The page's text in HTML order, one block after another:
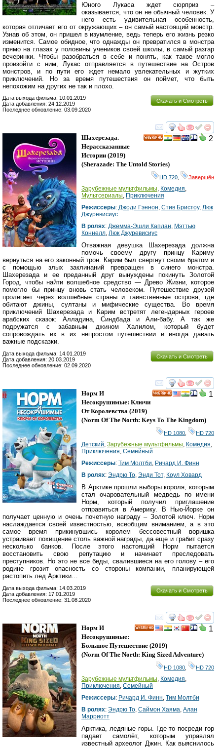
Юного Лукаса ждет сюрприз –
оказывается, что он не обычный человек. У
него есть удивительная особенность,
которая отличает его от окружающих – он самый настоящий монстр.
Узнав об этом, он пришел в изумление, ведь теперь его жизнь резко
изменится. Самое обидное, что однажды он превратился в монстра
прямо на глазах у половины учеников своей школы, в самый разгар
вечеринки. Чтобы разобраться в себе и понять, как такое могло
произойти с ним, Лукас отправляется в путешествие на Остров
монстров, и по пути его ждет немало увлекательных и жутких
приключений. Но за время путешествия он поймет, что быть
непохожим на других не так и плохо.
Скачать и Смотреть
Дата выхода фильма: 10.01.2019
Дата добавления: 24.12.2019
Последнее обновление: 03.09.2020
смотреть
2
Шахерезада.
Нерассказанные
Истории (2019)
(Sherazade: The Untold Stories)
HD 720, Завершён
Зарубежные мультфильмы, Комедия,
Мультсериалы, Приключения
Режиссеры: Джоди Гэннон, Стив Бристоу, Люк
Джуревисиус
В ролях: Джемма-Эшли Каплан, Мэттью
Коннелл, Люк Джуревисиус
Отважная девушка Шахерезада должна
помочь своему другу принцу Кариму
вернуться на его законный трон. Карим был свергнут своим братом и
с помощью злых заклинаний превращен в синего монстра.
Шахерезада и ее преданный друг вынуждены покинуть Золотой
Город, чтобы найти волшебное средство — Древо Жизни, которое
помогло бы принцу вновь стать человеком. Путешествие друзей
пролегает через волшебные страны и таинственные острова, где
обитают джины, султаны и мифические существа. Во время
приключений Шахерезада и Карим встретят легендарных героев
арабских сказок: Алладина, Синдбада и Али-бабу. А так же
подружатся с забавным джином Халилом, который будет
сопровождать их в их непростом путешествии и иногда давать
важные подсказки.
Скачать и Смотреть
Дата выхода фильма: 14.01.2019
Дата добавления: 20.03.2019
Последнее обновление: 02.09.2020
смотреть
1
Норм И
Несокрушимые: Ключи
От Королевства (2019)
(Norm Of The North: Keys To The Kingdom)
HD 1080 HD 720
Детский, Зарубежные мультфильмы, Комедия,
Приключения, Семейный
Режиссеры: Тим Молтби, Ричард И. Финн
В ролях: Эндрю То, Энди Тот, Коул Ховард
В Арктике прошли выборы короля, которым
стал очаровательный медведь по имени
Норм, который получил приглашение
отправиться в Америку. В Нью-Йорке он
получает ценную и очень почетную награду – Золотой ключ. Норм
наслаждается своей известностью, всеобщим вниманием, а в это
самое время прикинувшись королем бессовестный воришка
устраивает похищение столь важной награды, да еще и грабит сразу
несколько банков. После этого настоящий Норм пытается
восстановить свою репутацию и начинает преследовать
преступников. Но это не все беды, свалившиеся на его голову – его
родине грозит опасность со стороны компании, планирующей
растопить лед Арктики…
Скачать и Смотреть
Дата выхода фильма: 14.03.2019
Дата добавления: 17.01.2019
Последнее обновление: 31.08.2020
смотреть
1
Норм И
Несокрушимые:
Большое Путешествие (2019)
(Norm Of The North: King Sized Adventure)
HD 1080 HD 720
Зарубежные мультфильмы, Комедия,
Приключения, Семейный
Режиссеры: Ричард И. Финн, Тим Молтби
В ролях: Эндрю То, Саймон Хаяма, Алан
Марриотт
Арктика, ледяные горы. Где-то посреди гор
падает самолёт, которым управлял
известный археолог Джин. Как выяснилось